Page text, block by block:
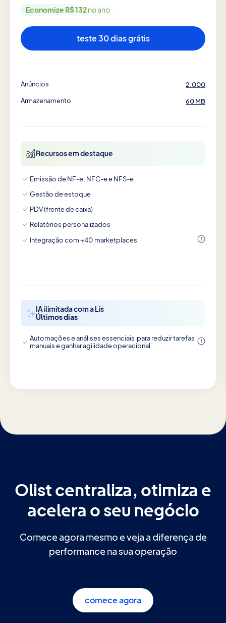
Economize R$ 132no ano
teste 30 dias grátis
Anúncios
2.000
Armazenamento
60 MB
Recursos em destaque
Emissão de NF-e, NFC-e e NFS-e
Gestão de estoque
PDV (frente de caixa)
Relatórios personalizados
Integração com +40 marketplaces
IA ilimitada com a Lis
Últimos dias
Automações e análises essenciais para reduzir tarefas
manuais e ganhar agilidade operacional.
Olist centraliza, otimiza e
acelera o seu negócio
Comece agora mesmo e veja a diferença de
performance na sua operação
comece agora